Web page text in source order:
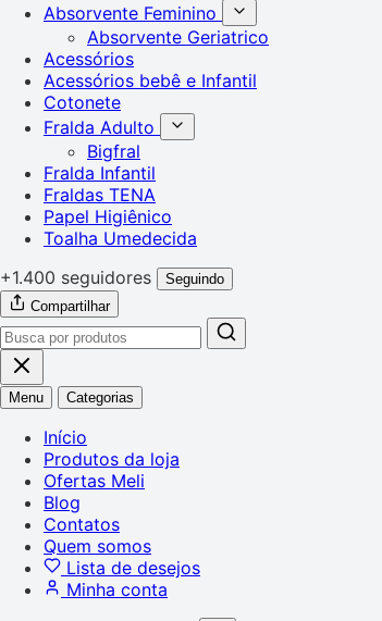
Absorvente Feminino
Absorvente Geriatrico
Acessórios
Acessórios bebê e Infantil
Cotonete
Fralda Adulto
Bigfral
Fralda Infantil
Fraldas TENA
Papel Higiênico
Toalha Umedecida
+1.400 seguidores
Seguindo
Compartilhar
Menu Categorias
Início
Produtos da loja
Ofertas Meli
Blog
Contatos
Quem somos
Lista de desejos
Minha conta